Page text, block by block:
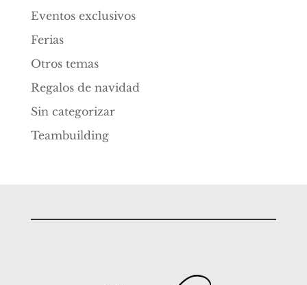
Eventos exclusivos
Ferias
Otros temas
Regalos de navidad
Sin categorizar
Teambuilding